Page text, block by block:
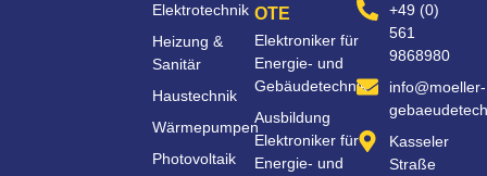
Elektrotechnik
Heizung &
Sanitär
Haustechnik
Wärmepumpen
Photovoltaik
OTE
Elektroniker für
Energie- und
Gebäudetechnik
Ausbildung
Elektroniker für
Energie- und
+49 (0)
561
9868980
info@moeller-
Kasseler
Straße